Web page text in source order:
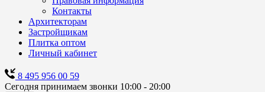
Контакты
Архитекторам
Застройщикам
Плитка оптом
Личный кабинет
8 495 956 00 59
Сегодня принимаем звонки 10:00 - 20:00